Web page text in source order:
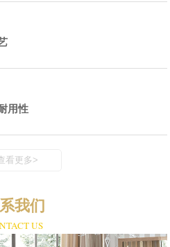
用性
看更多>
我们
US